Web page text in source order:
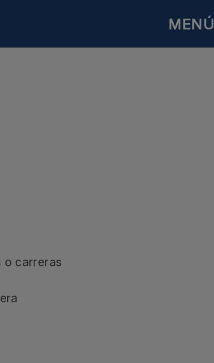
MENÚ
o carreras